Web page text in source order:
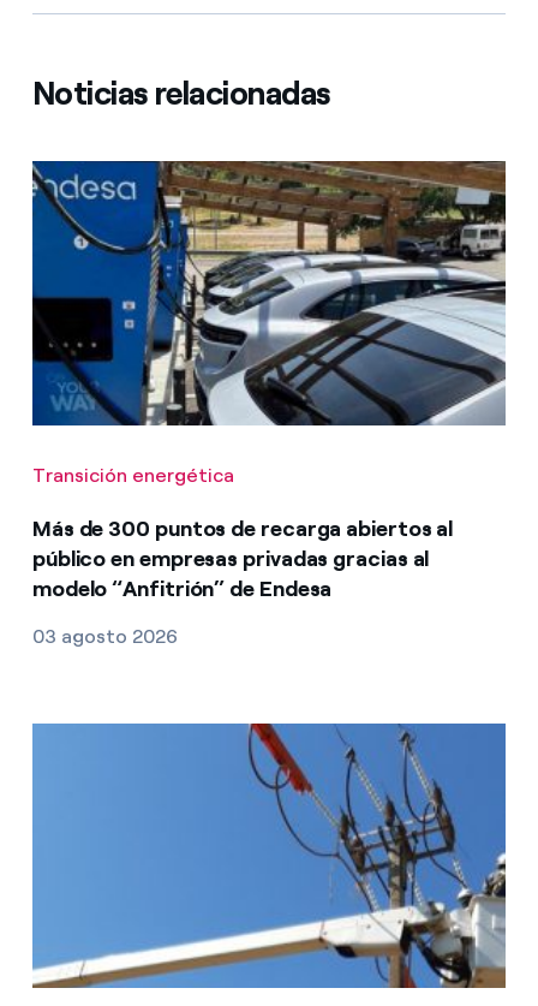
Noticias relacionadas
Transición energética
Más de 300 puntos de recarga abiertos al
público en empresas privadas gracias al
modelo “Anfitrión” de Endesa
03 agosto 2026